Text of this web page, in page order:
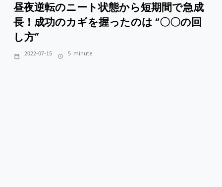
昼夜逆転のニート状態から短期間で急成
長！成功のカギを握ったのは “〇〇の回
し方”
2022-07-15 5 minute